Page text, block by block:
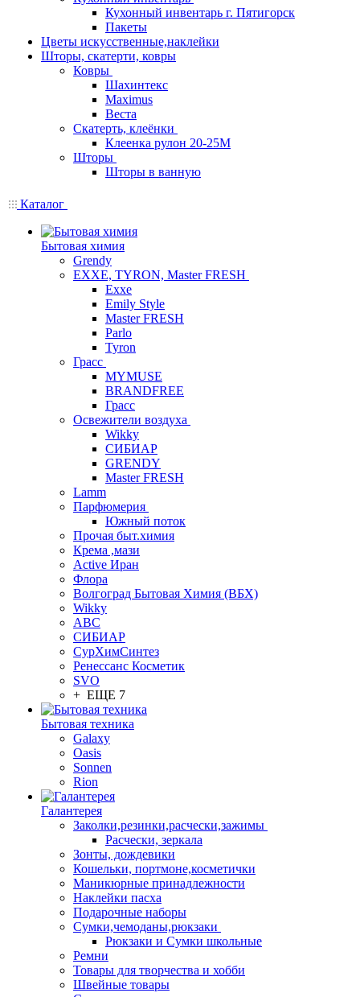
Кухонный инвентарь г. Пятигорск
Пакеты
Цветы искусственные,наклейки
Шторы, скатерти, ковры
Ковры
Шахинтекс
Maximus
Веста
Скатерть, клеёнки
Клеенка рулон 20-25М
Шторы
Шторы в ванную
Каталог
Бытовая химия
Grendy
EXXE, TYRON, Master FRESH
Exxe
Emily Style
Master FRESH
Parlo
Tyron
Грасс
MYMUSE
BRANDFREE
Грасс
Освежители воздуха
Wikky
СИБИАР
GRENDY
Master FRESH
Lamm
Парфюмерия
Южный поток
Прочая быт.химия
Крема ,мази
Аctive Иран
Флора
Волгоград Бытовая Химия (ВБХ)
Wikky
АВС
СИБИАР
СурХимСинтез
Ренессанс Косметик
SVO
+ ЕЩЕ 7
Бытовая техника
Galaxy
Oasis
Sonnen
Rion
Галантерея
Заколки,резинки,расчески,зажимы
Расчески, зеркала
Зонты, дождевики
Кошельки, портмоне,косметички
Маникюрные принадлежности
Наклейки пасха
Подарочные наборы
Сумки,чемоданы,рюкзаки
Рюкзаки и Сумки школьные
Ремни
Товары для творчества и хобби
Швейные товары